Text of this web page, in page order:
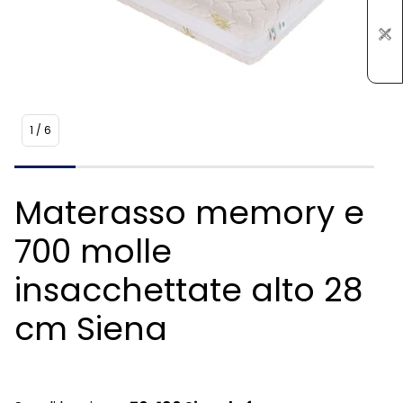
1 / 6
Materasso memory e
700 molle
insacchettate alto 28
cm Siena